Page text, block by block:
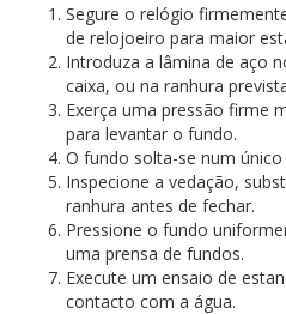
Segure o relógio
de relojoeiro para maior
Introduza a lâmina de aço
caixa, ou na ranhura
Exerça uma pressão firme
para levantar o fundo.
O fundo solta-se num
Inspecione a vedação,
ranhura antes de fechar.
Pressione o fundo
uma prensa de fundos.
Execute um ensaio de
contacto com a água.